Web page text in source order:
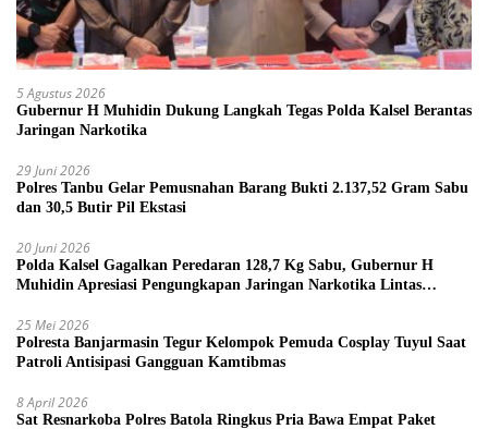
5 Agustus 2026
Gubernur H Muhidin Dukung Langkah Tegas Polda Kalsel Berantas
Jaringan Narkotika
29 Juni 2026
Polres Tanbu Gelar Pemusnahan Barang Bukti 2.137,52 Gram Sabu
dan 30,5 Butir Pil Ekstasi
20 Juni 2026
Polda Kalsel Gagalkan Peredaran 128,7 Kg Sabu, Gubernur H
Muhidin Apresiasi Pengungkapan Jaringan Narkotika Lintas
25 Mei 2026
Polresta Banjarmasin Tegur Kelompok Pemuda Cosplay Tuyul Saat
Patroli Antisipasi Gangguan Kamtibmas
8 April 2026
Sat Resnarkoba Polres Batola Ringkus Pria Bawa Empat Paket